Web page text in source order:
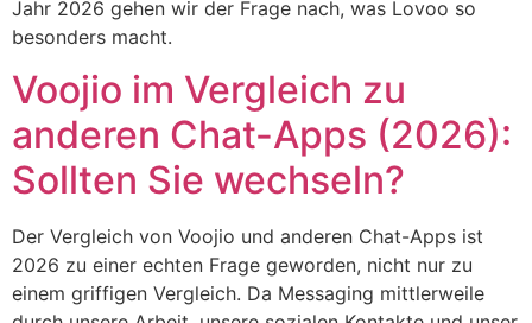
Jahr 2026 gehen wir der Frage nach, was Lovoo so
besonders macht.
Voojio im Vergleich zu
anderen Chat-Apps (2026):
Sollten Sie wechseln?
Der Vergleich von Voojio und anderen Chat-Apps ist
2026 zu einer echten Frage geworden, nicht nur zu
einem griffigen Vergleich. Da Messaging mittlerweile